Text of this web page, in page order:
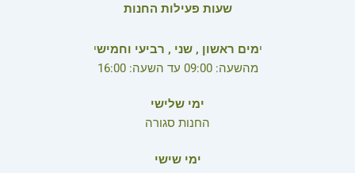
שעות פעילות החנות
ימים ראשון , שני , רביעי וחמישי
מהשעה: 09:00 עד השעה: 16:00
ימי שלישי
החנות סגורה
ימי שישי